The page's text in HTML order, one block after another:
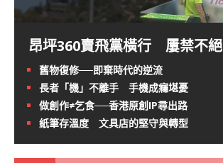
昂坪360賣飛黨橫行 屢禁不絕
舊物復修──即棄時代的逆流
長者「機」不離手 手機成癮堪憂
做創作≠乞食──香港原創IP尋出路
紙筆存溫度 文具店的堅守與轉型